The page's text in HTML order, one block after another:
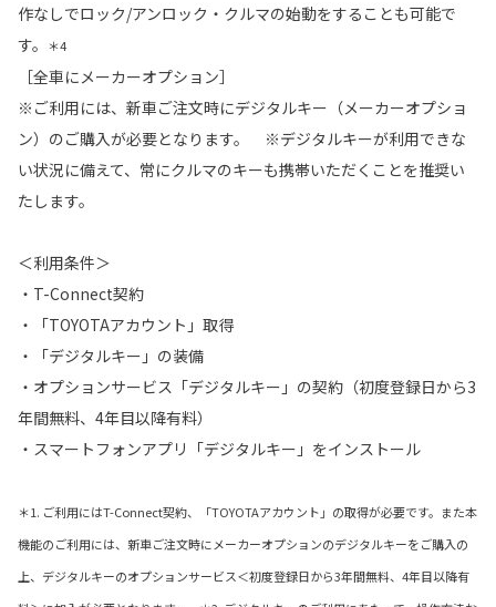
作なしでロック/アンロック・クルマの始動をすることも可能で
す。
＊4
［全車にメーカーオプション］
※ご利用には、新車ご注文時にデジタルキー（メーカーオプショ
ン）のご購入が必要となります。 ※デジタルキーが利用できな
い状況に備えて、常にクルマのキーも携帯いただくことを推奨い
たします。
＜利用条件＞
・T-Connect契約
・「TOYOTAアカウント」取得
・「デジタルキー」の装備
・オプションサービス「デジタルキー」の契約（初度登録日から3
年間無料、4年目以降有料）
・スマートフォンアプリ「デジタルキー」をインストール
＊1. ご利用にはT-Connect契約、「TOYOTAアカウント」の取得が必要です。また本
機能のご利用には、新車ご注文時にメーカーオプションのデジタルキーをご購入の
上、デジタルキーのオプションサービス＜初度登録日から3年間無料、4年目以降有